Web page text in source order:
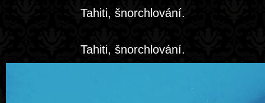
Tahiti, šnorchlování.
Tahiti, šnorchlování.